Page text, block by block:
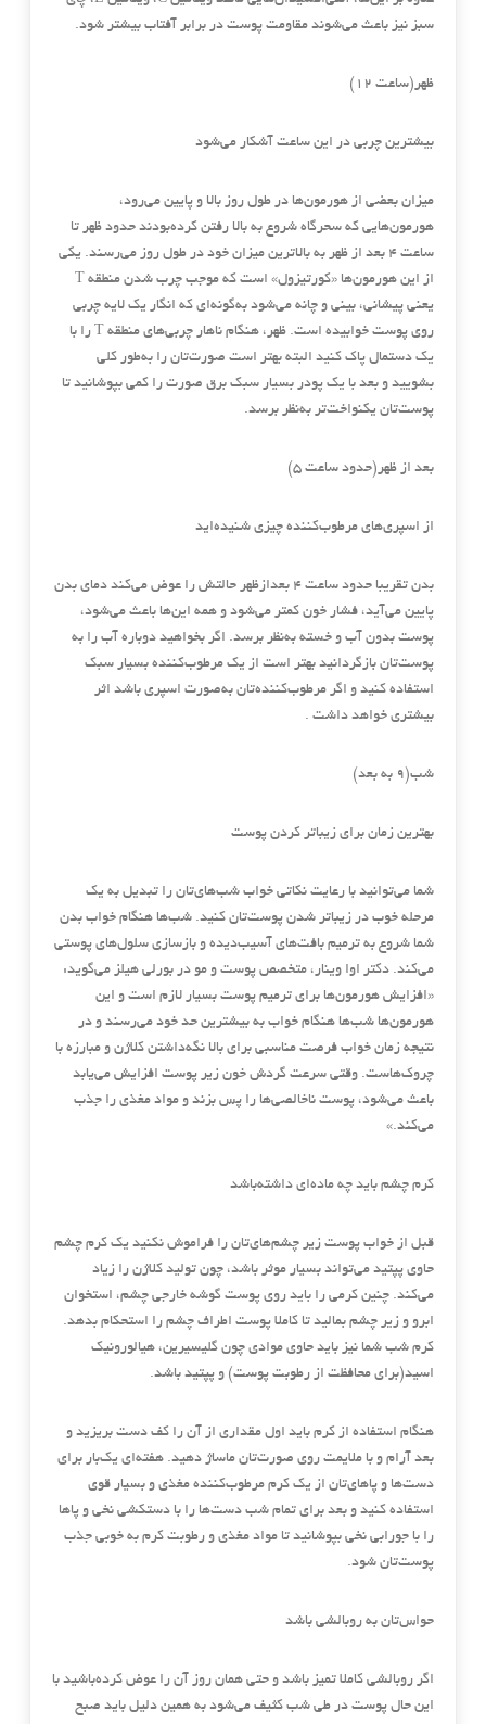
سبز نیز باعث می‌شوند مقاومت پوست در برابر آفتاب بیشتر شود.
ظهر(ساعت 12)
بیشترین چربی در این ساعت آشکار می‌شود
میزان بعضی از هورمون‌ها در طول روز بالا و پایین می‌رود،
هورمون‌هایی که سحرگاه شروع به بالا رفتن کرده‌بودند حدود ظهر تا
ساعت 4 بعد از ظهر به بالاترین میزان خود در طول روز می‌رسند. یکی
از این هورمون‌ها «کورتیزول» است که موجب چرب شدن منطقه T
یعنی پیشانی، بینی و چانه می‌شود به‌گونه‌ای که انگار یک لایه چربی
روی پوست خوابیده است. ظهر، هنگام ناهار چربی‌های منطقه T را با
یک دستمال پاک کنید البته بهتر است صورت‌تان را به‌طور کلی
بشویید و بعد با یک پودر بسیار سبک برق صورت را کمی بپوشانید تا
پوست‌تان یکنواخت‌تر به‌نظر برسد.
بعد از ظهر(حدود ساعت 5)
از اسپری‌های مرطوب‌کننده چیزی شنیده‌اید
بدن تقریبا حدود ساعت 4 بعدازظهر حالتش را عوض می‌کند دمای بدن
پایین می‌آید، فشار خون کمتر می‌شود و همه این‌ها باعث می‌شود،
پوست بدون آب و خسته به‌نظر برسد. اگر بخواهید دوباره آب را به
پوست‌تان بازگردانید بهتر است از یک مرطوب‌کننده بسیار سبک
استفاده کنید و اگر مرطوب‌کننده‌تان به‌صورت اسپری باشد اثر
بیشتری خواهد داشت .
شب‌(9 به بعد)
بهترین زمان برای زیباتر کردن پوست
شما می‌توانید با رعایت نکاتی خواب شب‌های‌تان را تبدیل به یک
مرحله خوب در زیباتر شدن پوست‌تان کنید. شب‌ها هنگام خواب بدن
شما شروع به ترمیم بافت‌های آسیب‌دیده و بازسازی سلول‌های پوستی
می‌کند. دکتر اوا وینار، متخصص پوست و مو در بورلی هیلز می‌گوید:
«افزایش هورمون‌ها برای ترمیم پوست بسیار لازم است و این
هورمون‌ها شب‌ها هنگام خواب به بیشترین حد خود می‌رسند و در
نتیجه زمان خواب فرصت مناسبی برای بالا نگه‌داشتن کلاژن و مبارزه با
چروک‌هاست. وقتی سرعت گردش خون زیر پوست افزایش می‌یابد
باعث می‌شود، پوست ناخالصی‌ها را پس بزند و مواد مغذی را جذب
می‌کند.»
کرم چشم باید چه ماده‌ای داشته‌باشد
قبل از خواب پوست زیر چشم‌های‌تان را فراموش نکنید یک کرم چشم
حاوی پپتید می‌تواند بسیار موثر باشد، چون تولید کلاژن را زیاد
می‌کند. چنین کرمی را باید روی پوست گوشه خارجی چشم، استخوان
ابرو و زیر چشم بمالید تا کاملا پوست اطراف چشم را استحکام بدهد.
کرم شب شما نیز باید حاوی موادی چون گلیسیرین، هیالورونیک
اسید(برای محافظت از رطوبت پوست) و پپتید باشد.
هنگام استفاده از کرم باید اول مقداری از آن را کف دست بریزید و
بعد آرام و با ملایمت روی صورت‌تان ماساژ دهید. هفته‌ای یک‌بار برای
دست‌ها و پاهای‌تان از یک کرم مرطوب‌کننده مغذی و بسیار قوی
استفاده کنید و بعد برای تمام شب دست‌ها را با دستکشی نخی و پاها
را با جورابی نخی بپوشانید تا مواد مغذی و رطوبت کرم به خوبی جذب
پوست‌تان شود.
حواس‌تان به روبالشی باشد
اگر روبالشی کاملا تمیز باشد و حتی همان روز آن را عوض کرده‌باشید با
این حال پوست در طی شب کثیف می‌شود به همین دلیل باید صبح